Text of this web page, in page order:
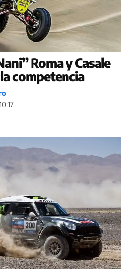
Roma y Casale
competencia